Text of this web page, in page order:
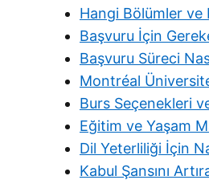
Hangi Bölümler ve
Başvuru İçin
Başvuru Süreci
Montréal
Burs Seçenekleri
Eğitim ve Yaşam
Dil Yeterliliği İçin
Kabul Şansını